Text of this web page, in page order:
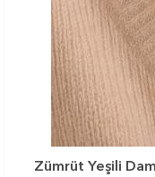
Zümrüt Yeşili